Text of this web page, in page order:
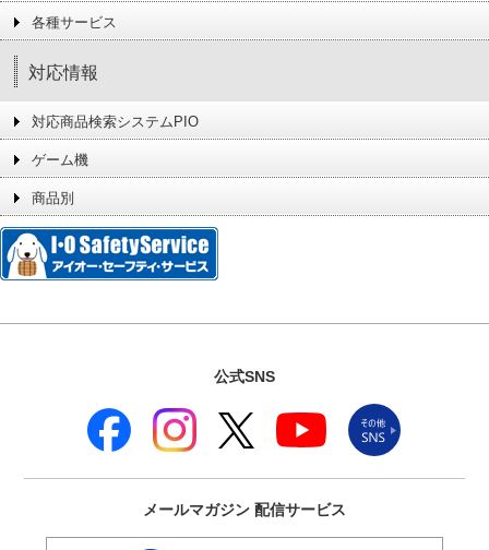
各種サービス
対応情報
対応商品検索システムPIO
ゲーム機
商品別
公式SNS
メールマガジン 配信サービス